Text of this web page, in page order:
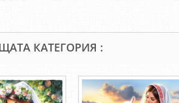
КАТЕГОРИЯ :